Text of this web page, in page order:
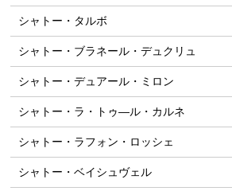
シャトー・タルボ
シャトー・ブラネール・デュクリュ
シャトー・デュアール・ミロン
シャトー・ラ・トゥ―ル・カルネ
シャトー・ラフォン・ロッシェ
シャトー・ベイシュヴェル